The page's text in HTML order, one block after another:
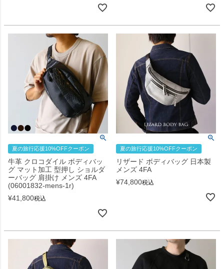
夏の旅行応援10%OFFクーポン
牛革 クロコダイル ボディバッ
グ マット加工 型押し ショルダ
ーバッグ 肩掛け メンズ 4FA
(06001832-mens-1r)
¥41,800税込
夏の旅行応援10%OFFクーポン
リザード ボディバッグ 日本製
メンズ 4FA
¥74,800税込